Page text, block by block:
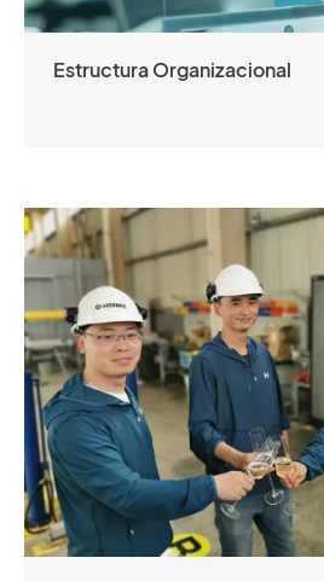
Estructura Organizacional